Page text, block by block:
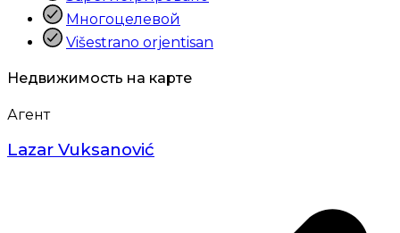
Многоцелевой
Višestrano orjentisan
Недвижимость на карте
Агент
Lazar Vuksanović